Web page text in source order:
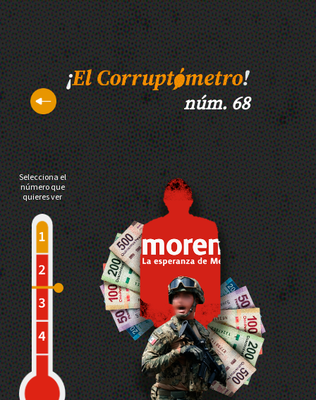
núm. 68
Selecciona el
número que
quieres ver